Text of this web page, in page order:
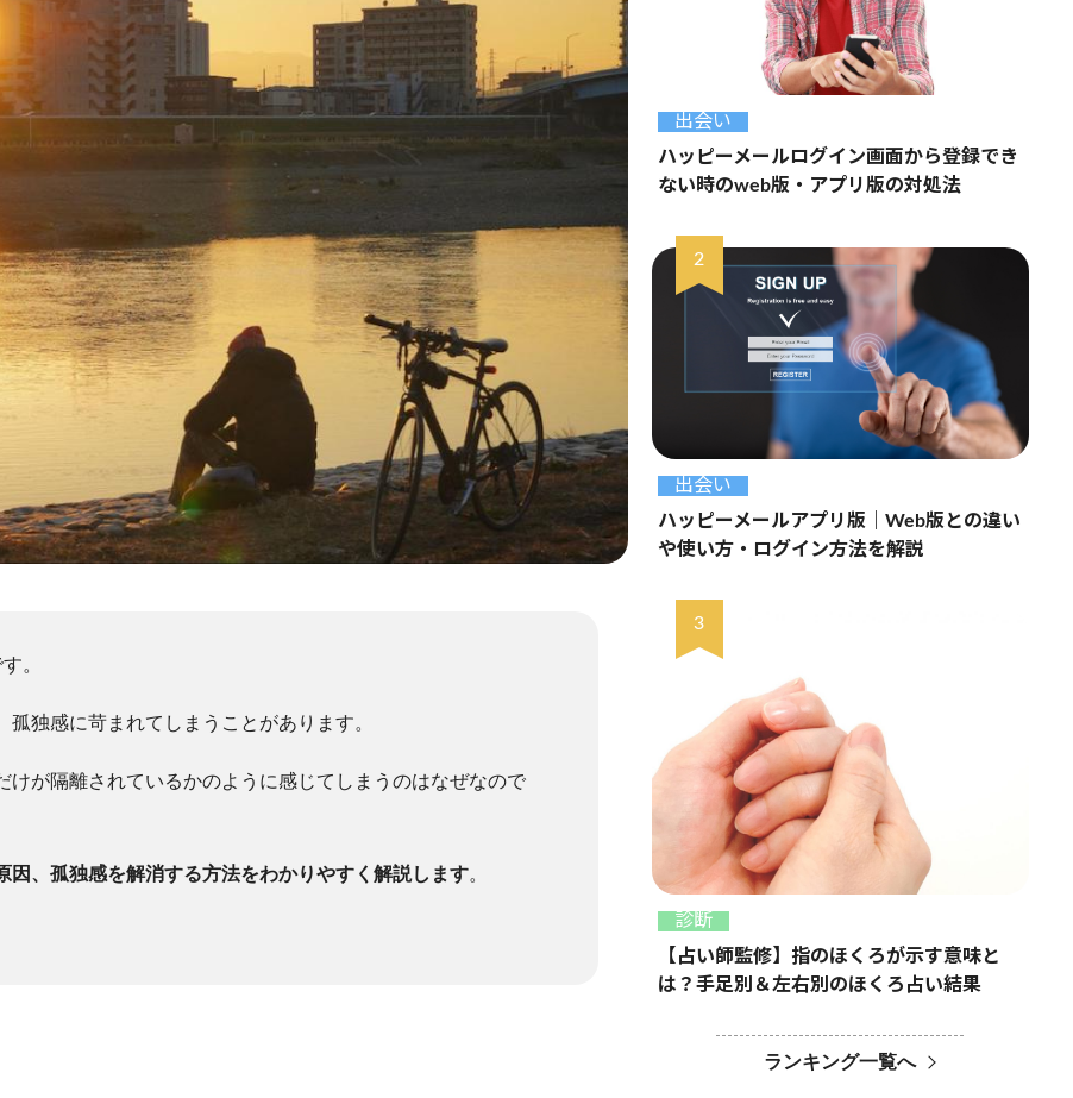
。
独感に苛まれてしまうことがあります。
けが隔離されているかのように感じてしまうのはなぜなので
因、孤独感を解消する方法をわかりやすく解説します。
出会い
ハッピーメールログイン画面から登録でき
ない時のweb版・アプリ版の対処法
出会い
ハッピーメールアプリ版｜Web版との違い
や使い方・ログイン方法を解説
診断
【占い師監修】指のほくろが示す意味と
は？手足別＆左右別のほくろ占い結果
ランキング一覧へ